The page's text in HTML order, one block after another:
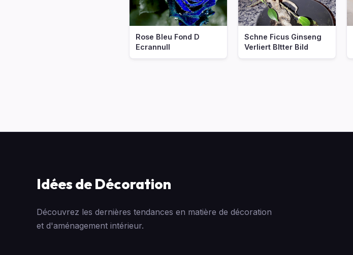
Rose Bleu Fond D
Ecrannull
Schne Ficus Ginseng
Verliert Bltter Bild
Idées de Décoration
Découvrez les dernières tendances en matière de décoration
et d'aménagement intérieur.